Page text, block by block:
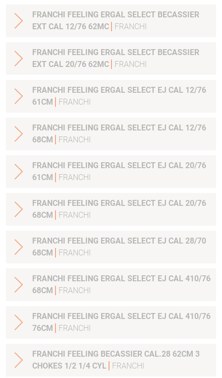
FRANCHI FEELING ERGAL SELECT BECASSIER
EXT CAL 12/76 62MC
FRANCHI
FRANCHI FEELING ERGAL SELECT BECASSIER
EXT CAL 20/76 62MC
FRANCHI
FRANCHI FEELING ERGAL SELECT EJ CAL 12/76
61CM
FRANCHI
FRANCHI FEELING ERGAL SELECT EJ CAL 12/76
68CM
FRANCHI
FRANCHI FEELING ERGAL SELECT EJ CAL 20/76
61CM
FRANCHI
FRANCHI FEELING ERGAL SELECT EJ CAL 20/76
68CM
FRANCHI
FRANCHI FEELING ERGAL SELECT EJ CAL 28/70
68CM
FRANCHI
FRANCHI FEELING ERGAL SELECT EJ CAL 410/76
68CM
FRANCHI
FRANCHI FEELING ERGAL SELECT EJ CAL 410/76
76CM
FRANCHI
FRANCHI FEELING BECASSIER CAL.28 62CM 3
CHOKES 1/2 1/4 CYL
FRANCHI